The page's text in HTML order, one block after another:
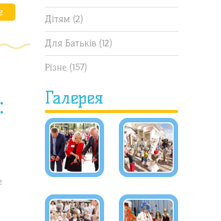
Дітям (2)
Для Батьків (12)
Різне (157)
Галерея